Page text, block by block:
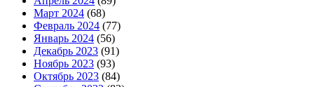
Март 2024 (68)
Февраль 2024 (77)
Январь 2024 (56)
Декабрь 2023 (91)
Ноябрь 2023 (93)
Октябрь 2023 (84)